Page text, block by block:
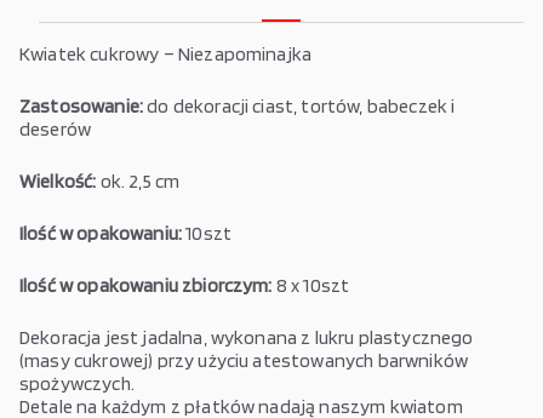
Kwiatek cukrowy – Niezapominajka
Zastosowanie:do dekoracji ciast, tortów, babeczek i
deserów
Wielkość: ok. 2,5 cm
Ilość w opakowaniu:10szt
Ilość w opakowaniu zbiorczym: 8 x 10szt
Dekoracja jest jadalna, wykonana z lukru plastycznego
(masy cukrowej) przy użyciu atestowanych barwników
spożywczych.
Detale na każdym z płatków nadają naszym kwiatom